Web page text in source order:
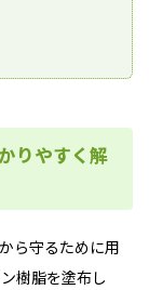
りやすく解
ら守るために用
樹脂を塗布し